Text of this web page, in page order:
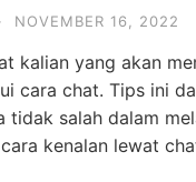
· NOVEMBER 16, 2022
kalian yang akan
cara chat. Tips ini
tidak salah dalam
kenalan lewat